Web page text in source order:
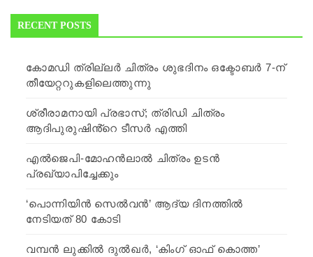
RECENT POSTS
കോമഡി ത്രില്ലർ ചിത്രം ശുഭദിനം ഒക്ടോബർ 7-ന്
തീയേറ്ററുകളിലെത്തുന്നു
ശ്രീരാമനായി പ്രഭാസ്; ത്രിഡി ചിത്രം
ആദിപുരുഷിൻ്റെ ടീസർ എത്തി
എല്‍ജെപി-മോഹന്‍ലാല്‍ ചിത്രം ഉടന്‍
പ്രഖ്യാപിച്ചേക്കും
‘പൊന്നിയിന്‍ സെൽവന്‍’ ആദ്യ ദിനത്തില്‍
നേടിയത് 80 കോടി
വമ്പന്‍ ലുക്കില്‍ ദുല്‍ഖര്‍, ‘കിംഗ് ഓഫ് കൊത്ത’